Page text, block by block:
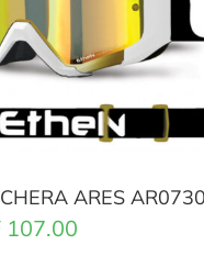
ARES
107.00